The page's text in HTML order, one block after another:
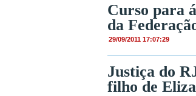
Curso para
da
29/09/2011 17:07:29
Justiça do
filho de